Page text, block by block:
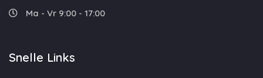
Ma - Vr 9:00 - 17:00
Snelle Links